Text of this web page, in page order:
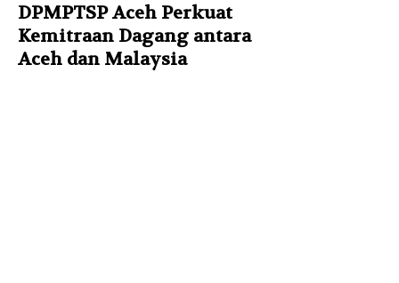
DPMPTSP Aceh Perkuat
Kemitraan Dagang antara
Aceh dan Malaysia